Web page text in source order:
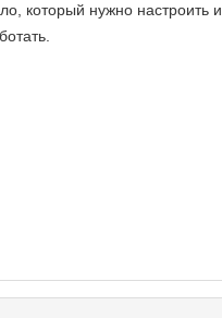
который нужно настроить и